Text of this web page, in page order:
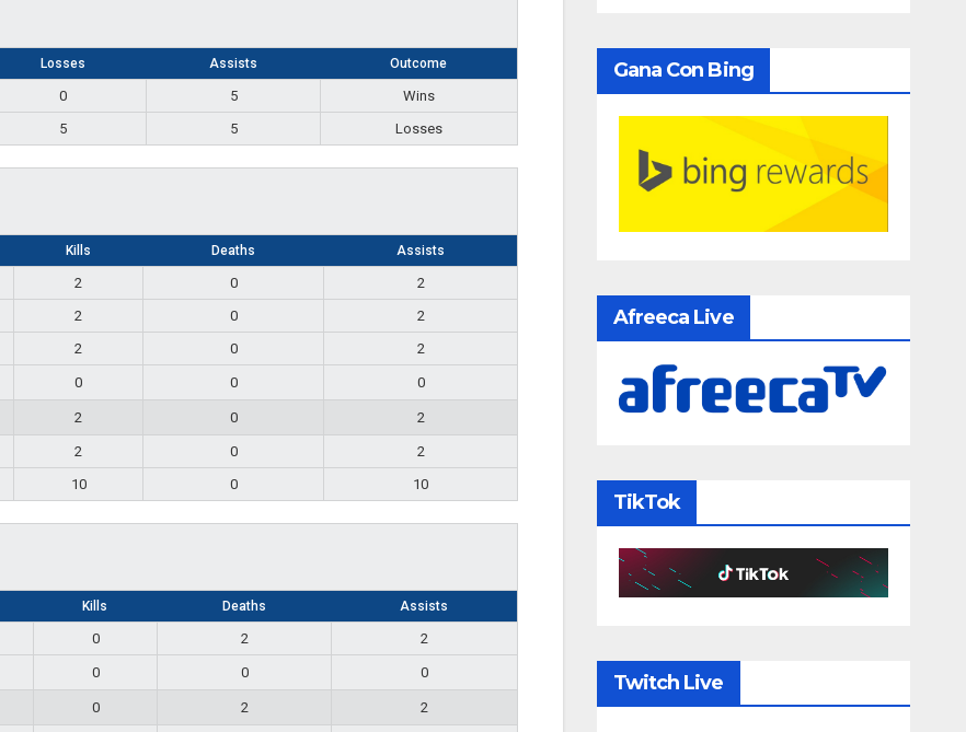
Losses Assists Outcome
0 5
Wins
5 5 Losses
Kills Deaths Assists
2 0
2
2 0
2
2 0 2
0 0 0
2 0 2
2 0
2
10 0 10
Kills Deaths Assists
0 2 2
0 0 0
0 2 2
Gana Con Bing
Afreeca Live
TikTok
Twitch Live